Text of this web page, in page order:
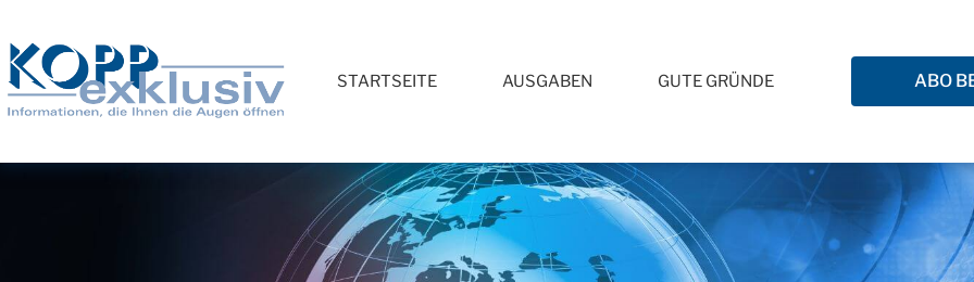
STARTSEITE AUSGABEN GUTE GRÜNDE ABO